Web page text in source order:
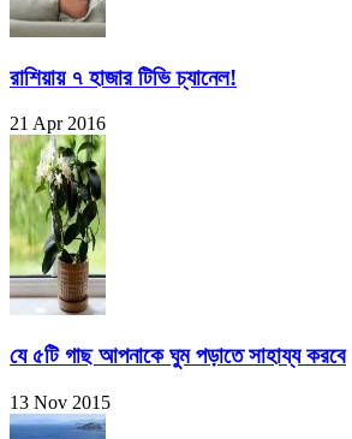
রাশিয়ায় ৭ হাজার টিভি চ্যানেল!
21 Apr 2016
যে ৫টি গাছ আপনাকে ঘুম পড়াতে সাহায্য করবে
13 Nov 2015